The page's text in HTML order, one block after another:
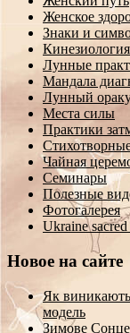
Женское
Знаки и
Кинезиология
Лунные
Мандала
Лунный
Места силы
Практики
Чайная
Семинары
Полезные
Фотогалерея
Ukraine
Новое на сайте
Як виникають
модель
Зимове